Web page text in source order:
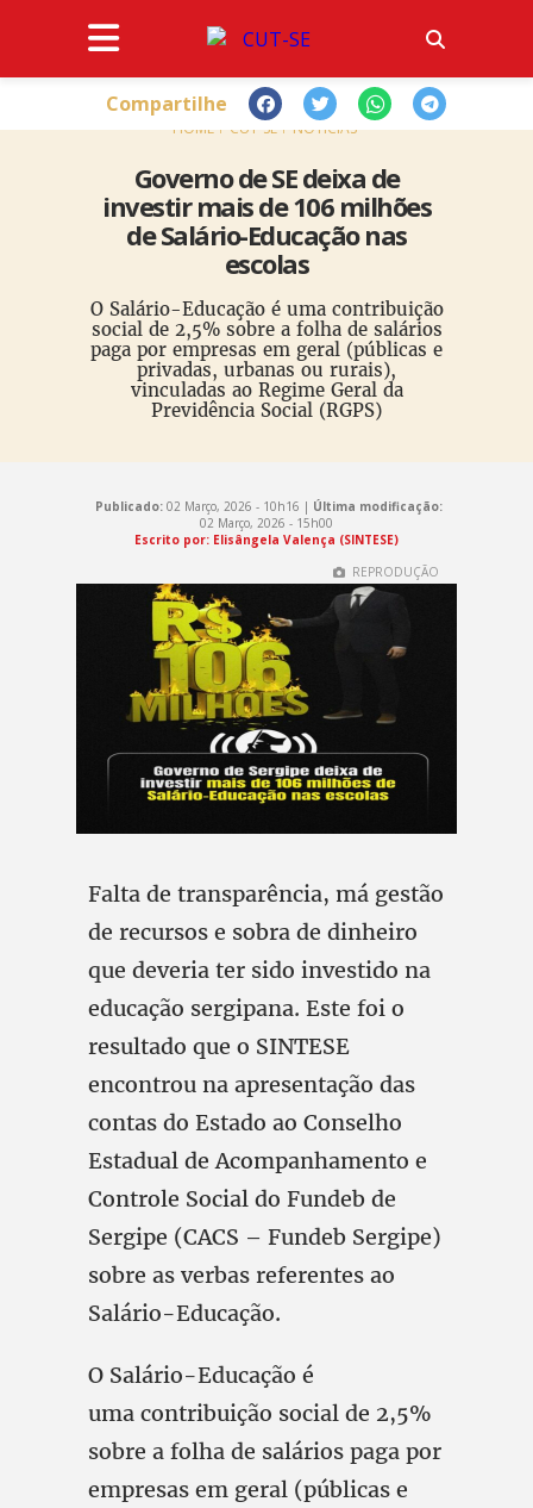
HOME CUT-SE NOTÍCIAS
Governo de SE deixa de
investir mais de 106 milhões
de Salário-Educação nas
escolas
O Salário-Educação é uma contribuição
social de 2,5% sobre a folha de salários
paga por empresas em geral (públicas e
privadas, urbanas ou rurais),
vinculadas ao Regime Geral da
Previdência Social (RGPS)
Compartilhe
Publicado:02 Março, 2026 - 10h16 | Última modificação:
02 Março, 2026 - 15h00
Escrito por: Elisângela Valença (SINTESE)
REPRODUÇÃO
Falta de transparência, má gestão
de recursos e sobra de dinheiro
que deveria ter sido investido na
educação sergipana. Este foi o
resultado que o SINTESE
encontrou na apresentação das
contas do Estado ao Conselho
Estadual de Acompanhamento e
Controle Social do Fundeb de
Sergipe (CACS – Fundeb Sergipe)
sobre as verbas referentes ao
Salário-Educação.
O Salário-Educação é
uma contribuição social de 2,5%
sobre a folha de salários paga por
empresas em geral (públicas e